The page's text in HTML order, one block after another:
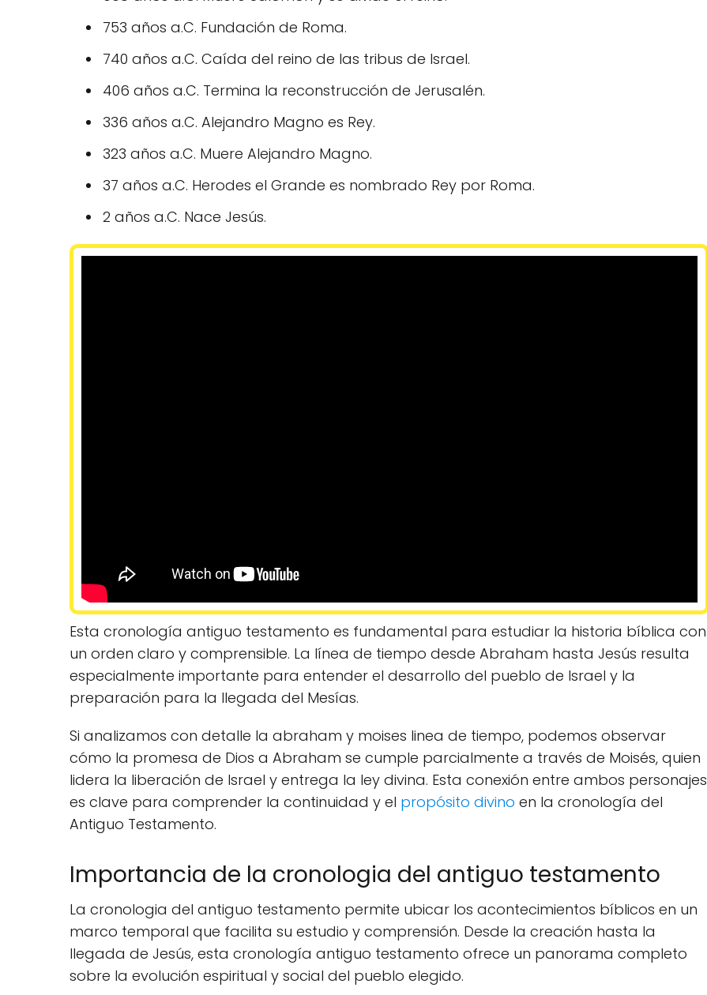
753 años a.C. Fundación de Roma.
740 años a.C. Caída del reino de las tribus de Israel.
406 años a.C. Termina la reconstrucción de Jerusalén.
336 años a.C. Alejandro Magno es Rey.
323 años a.C. Muere Alejandro Magno.
37 años a.C. Herodes el Grande es nombrado Rey por Roma.
2 años a.C. Nace Jesús.
Esta cronología antiguo testamento es fundamental para estudiar la historia bíblica con
un orden claro y comprensible. La línea de tiempo desde Abraham hasta Jesús resulta
especialmente importante para entender el desarrollo del pueblo de Israel y la
preparación para la llegada del Mesías.
Si analizamos con detalle la abraham y moises linea de tiempo, podemos observar
cómo la promesa de Dios a Abraham se cumple parcialmente a través de Moisés, quien
lidera la liberación de Israel y entrega la ley divina. Esta conexión entre ambos personajes
es clave para comprender la continuidad y el propósito divino en la cronología del
Antiguo Testamento.
Importancia de la cronologia del antiguo testamento
La cronologia del antiguo testamento permite ubicar los acontecimientos bíblicos en un
marco temporal que facilita su estudio y comprensión. Desde la creación hasta la
llegada de Jesús, esta cronología antiguo testamento ofrece un panorama completo
sobre la evolución espiritual y social del pueblo elegido.